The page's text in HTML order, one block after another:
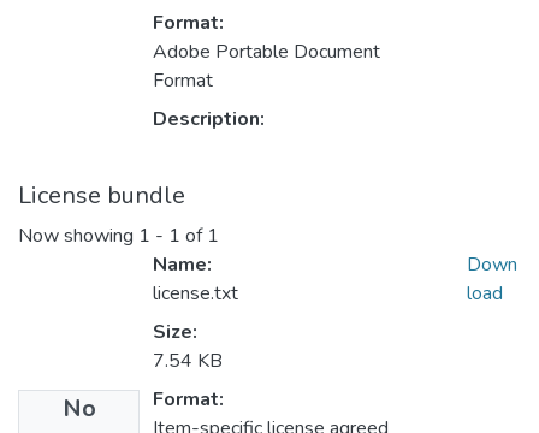
Format:
Adobe Portable Document
Format
Description:
License bundle
Now showing 1 - 1 of 1
No
Name:
license.txt
Size:
7.54 KB
Format:
Down
load